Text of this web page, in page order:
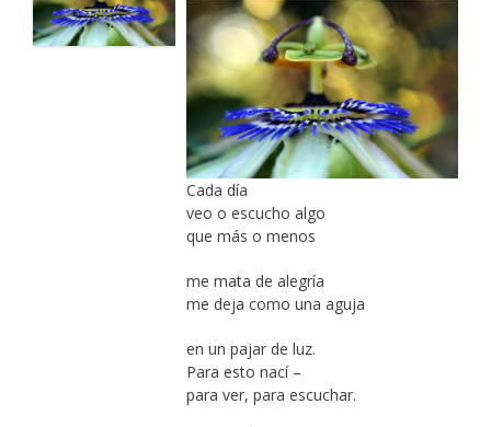
Cada día
veo o escucho algo
que más o menos
me mata de alegría
me deja como una aguja
en un pajar de luz.
Para esto nací –
para ver, para escuchar.